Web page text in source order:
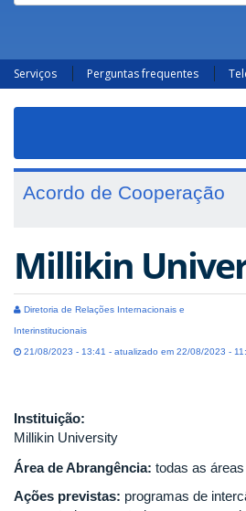
Serviços Perguntas frequentes
Acordo de Cooperação
Millikin
Diretoria de Relações Internacionais e
Interinstitucionais
21/08/2023 - 13:41 - atualizado em 22/08/2023 -
Instituição:
Millikin University
Área de Abrangência: todas as
Ações previstas: programas de